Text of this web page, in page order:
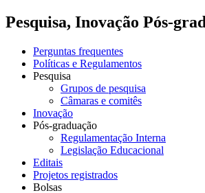
Pesquisa, Inovação Pós-
Perguntas frequentes
Políticas e Regulamentos
Pesquisa
Grupos de pesquisa
Câmaras e comitês
Inovação
Pós-graduação
Regulamentação Interna
Legislação Educacional
Editais
Projetos registrados
Bolsas